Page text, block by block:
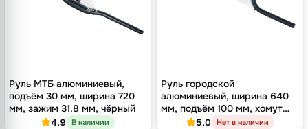
Руль МТБ алюминиевый,
подъём 30 мм, ширина 720
мм, зажим 31.8 мм, чёрный
4,9 В наличии
Руль городской
алюминиевый, ширина 640
мм, подъём 100 мм, хомут
25.4 мм, чёрный
5,0 Нет в наличии